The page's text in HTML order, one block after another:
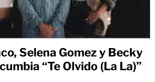
Selena Gomez y Becky
“Te Olvido (La La)”